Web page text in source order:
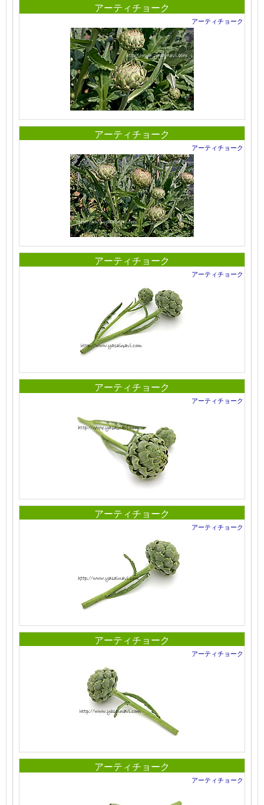
アーティチョーク
アーティチョーク
アーティチョーク
アーティチョーク
アーティチョーク
アーティチョーク
アーティチョーク
アーティチョーク
アーティチョーク
アーティチョーク
アーティチョーク
アーティチョーク
アーティチョーク
アーティチョーク